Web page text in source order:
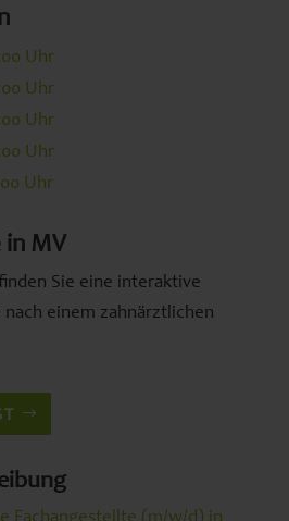
Uhr
Uhr
Uhr
Uhr
Uhr
MV
Sie eine interaktive
einem zahnärztlichen
Fachangestellte (m/w/d) in